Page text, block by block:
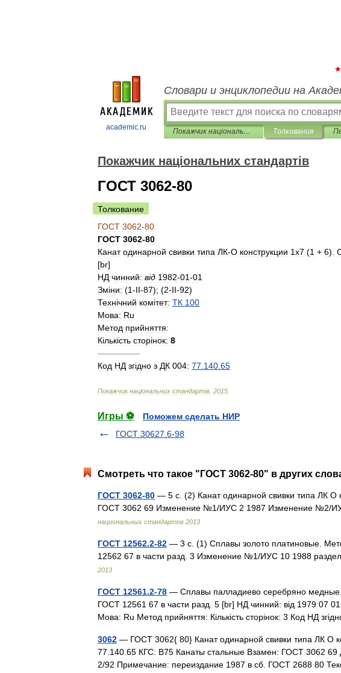
academic.ru
Словари и энциклопедии на
Покажчик національних стандартів Толкования
Покажчик національних стандартів
ГОСТ 3062-80
Толкование
ГОСТ 3062-80
ГОСТ 3062-80
Канат одинарной свивки типа ЛК-О конструкции 1х7 (1 + 6).
[br]
НД чинний: від 1982-01-01
Зміни: (1-II-87); (2-II-92)
Технічний комітет: ТК 100
Мова: Ru
Метод прийняття:
Кількість сторінок: 8
—————
Код НД згідно з ДК 004: 77 140 65
Покажчик національних стандартів 2015
Игры ⚽
Поможем сделать НИР
ГОСТ 30627.6-98
Смотреть что такое "ГОСТ 3062-80" в других
ГОСТ 3062-80 — 5 с. (2) Канат одинарной свивки типа ЛК О
ГОСТ 3062 69 Изменение №1/ИУС 2 1987 Изменение №2/
национальных стандартов 2013
ГОСТ 12562.2-82 — 3 с. (1) Сплавы золото платиновые.
12562 67 в части разд. 3 Изменение №1/ИУС 10 1988
2013
ГОСТ 12561.2-78 — Сплавы палладиево серебряно
ГОСТ 12561 67 в части разд. 5 [br] НД чинний: від 1979 07 01
Мова: Ru Метод прийняття: Кількість сторінок: 3 Код НД
3062 — ГОСТ 3062{ 80} Канат одинарной свивки типа ЛК О
77.140.65 КГС: В75 Канаты стальные Взамен: ГОСТ 3062
2/92 Примечание: переиздание 1987 в сб. ГОСТ 2688 80